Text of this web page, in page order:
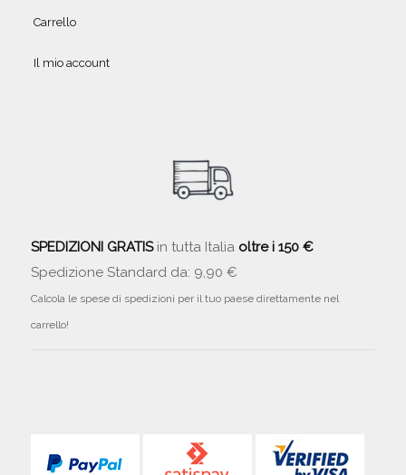
Carrello
Il mio account
SPEDIZIONI GRATISin tutta Italia oltre i 150 €
Spedizione Standard da: 9,90 €
Calcola le spese di spedizioni per il tuo paese direttamente nel
carrello!